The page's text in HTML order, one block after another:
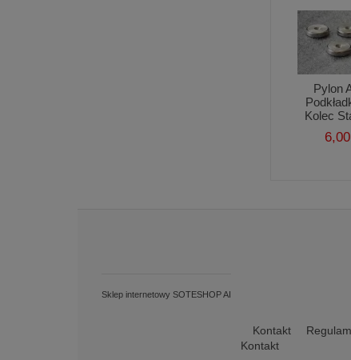
Pylon
Kolec
Kontakt
Kontakt
Sklep internetowy SOTESHOP AI